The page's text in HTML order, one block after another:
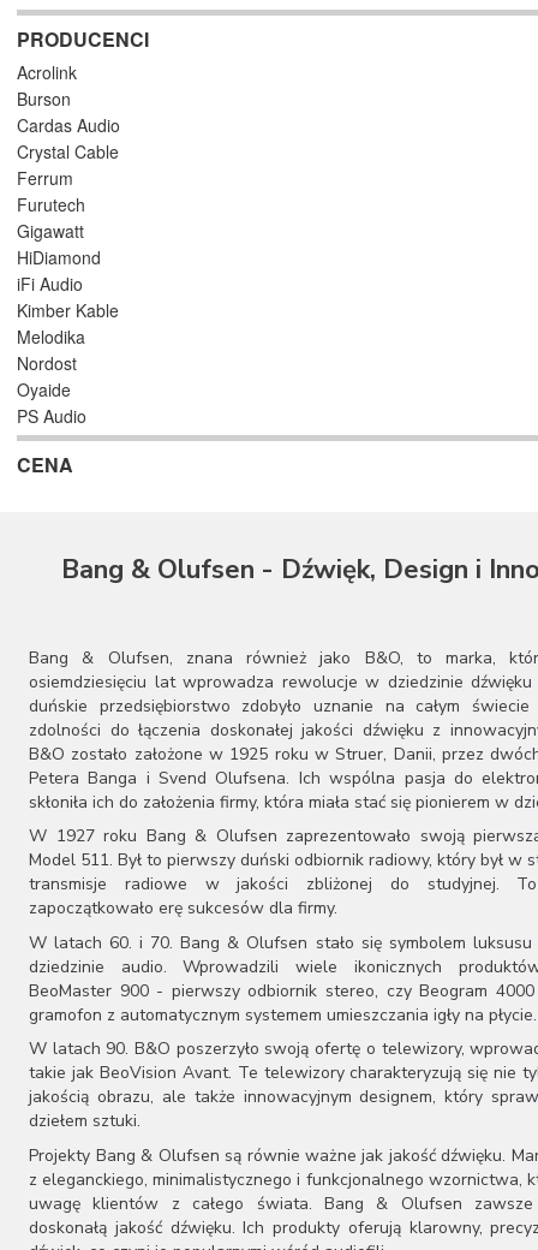
PRODUCENCI
Acrolink
Burson
Cardas Audio
Crystal Cable
Ferrum
Furutech
Gigawatt
HiDiamond
iFi Audio
Kimber Kable
Melodika
Nordost
Oyaide
PS Audio
Purist Audio Design
QED
Synergistic Research
CENA
Bang & Olufsen - Dźwięk, Design i
Bang & Olufsen, znana również jako B&O, to marka,
osiemdziesięciu lat wprowadza rewolucje w dziedzinie
duńskie przedsiębiorstwo zdobyło uznanie na całym
zdolności do łączenia doskonałej jakości dźwięku z
B&O zostało założone w 1925 roku w Struer, Danii, przez
Petera Banga i Svend Olufsena. Ich wspólna pasja do
skłoniła ich do założenia firmy, która miała stać się pionierem w
W 1927 roku Bang & Olufsen zaprezentowało swoją
Model 511. Był to pierwszy duński odbiornik radiowy, który był w
transmisje radiowe w jakości zbliżonej do studyjnej.
zapoczątkowało erę sukcesów dla firmy.
W latach 60. i 70. Bang & Olufsen stało się symbolem
dziedzinie audio. Wprowadzili wiele ikonicznych
BeoMaster 900 - pierwszy odbiornik stereo, czy Beogram
gramofon z automatycznym systemem umieszczania igły na płycie.
W latach 90. B&O poszerzyło swoją ofertę o telewizory,
takie jak BeoVision Avant. Te telewizory charakteryzują się nie
jakością obrazu, ale także innowacyjnym designem, który
dziełem sztuki.
Projekty Bang & Olufsen są równie ważne jak jakość dźwięku.
z eleganckiego, minimalistycznego i funkcjonalnego wzornictwa,
uwagę klientów z całego świata. Bang & Olufsen
doskonałą jakość dźwięku. Ich produkty oferują klarowny,